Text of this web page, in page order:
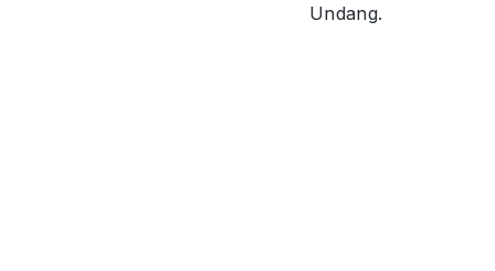
Undang.